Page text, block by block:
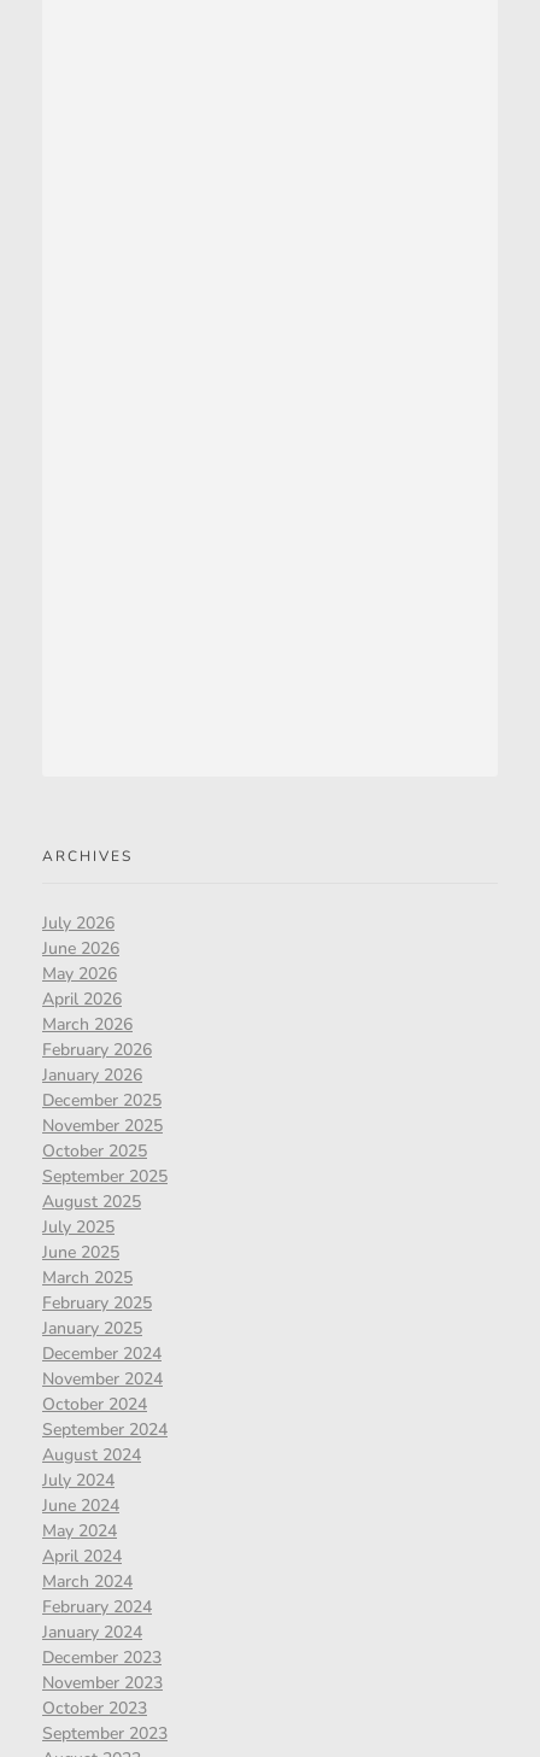
ARCHIVES
July 2026
June 2026
May 2026
April 2026
March 2026
February 2026
January 2026
December 2025
November 2025
October 2025
September 2025
August 2025
July 2025
June 2025
March 2025
February 2025
January 2025
December 2024
November 2024
October 2024
September 2024
August 2024
July 2024
June 2024
May 2024
April 2024
March 2024
February 2024
January 2024
December 2023
November 2023
October 2023
September 2023